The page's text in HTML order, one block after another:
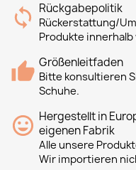
Rückgabepolitik
Rückerstattung/
Produkte innerhalb
Größenleitfaden
Bitte konsultieren
Schuhe.
Hergestellt in
eigenen Fabrik
Alle unsere
Wir importieren